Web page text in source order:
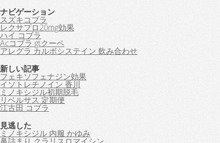
ナビゲーション
スズキコブラ
レクサプロ20mg効果
ハイ コブラ
Acコブラ gtクーペ
アレグラ カルボシステイン 飲み合わせ
新しい記事
フェキソフェナジン効果
イソトレチノイン 香川
ミノキシジル初期脱毛
リベルサス 定期便
江古田 コブラ
見逃した
ミノキシジル 内服 かゆみ